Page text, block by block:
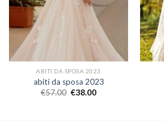
ABITI DA SPOSA 2023
abiti da sposa 2023
€57.00 €38.00